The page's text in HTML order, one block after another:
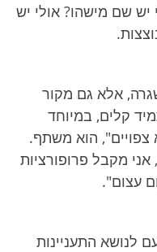
שם מישהו? אולי יש
אלא גם מקור
קלים, במיוחד
הוא משתף.
מקבל פרופורציות
עצום".
לנושא התעניינות